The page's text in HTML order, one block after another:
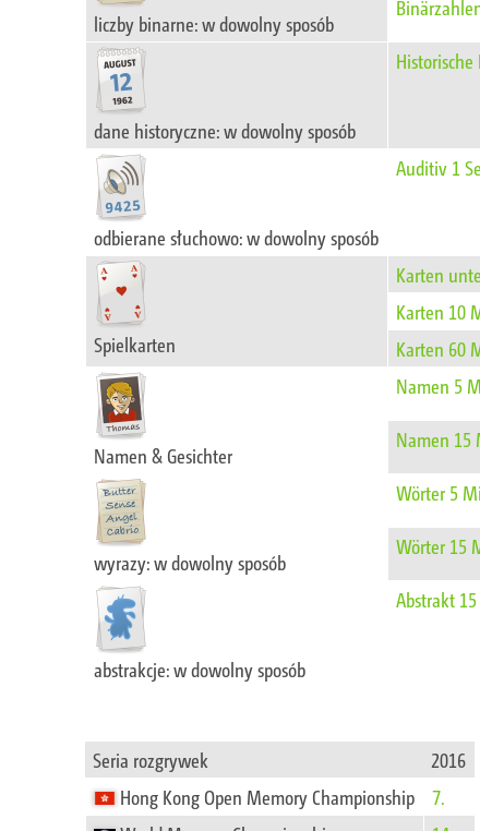
liczby binarne: w dowolny sposób
dane historyczne: w dowolny sposób
odbierane słuchowo: w dowolny sposób
Auditiv 1
Spielkarten
Karten
Karten 10
Karten 60
Namen & Gesichter
Namen 5
Namen 15
wyrazy: w dowolny sposób
Wörter 5
Wörter 15
abstrakcje: w dowolny sposób
Abstrakt
Seria rozgrywek
2016
Hong Kong Open Memory Championship
7.